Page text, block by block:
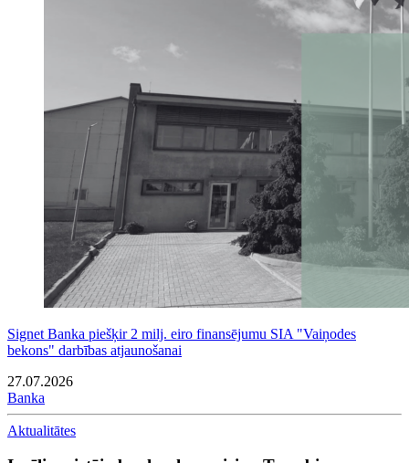
Signet Banka piešķir 2 milj. eiro finansējumu SIA "Vaiņodes
bekons" darbības atjaunošanai
27.07.2026
Banka
Aktualitātes